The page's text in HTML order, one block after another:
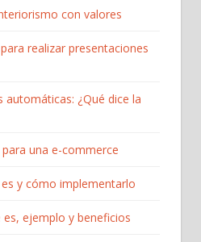
con valores
realizar presentaciones
¿Qué dice la
una e-commerce
y cómo implementarlo
ejemplo y beneficios